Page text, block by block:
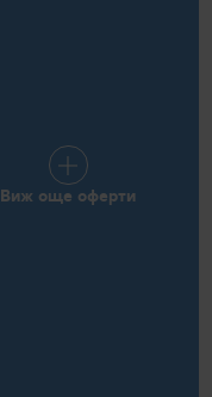
Виж още оферти